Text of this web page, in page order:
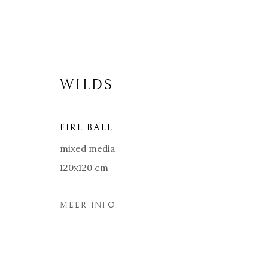
WILDS
FIRE BALL
mixed media
120x120 cm
MEER INFO